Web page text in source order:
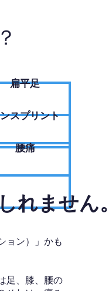
扁平足
スプリント
腰痛
れません。
ョン）」かも
足、膝、腰の